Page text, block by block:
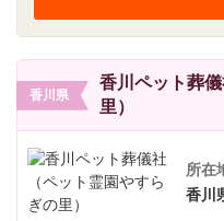
香川県
香川ペット葬
里）
所在
香川